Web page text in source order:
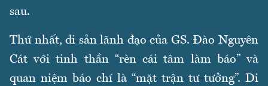
sau.
Thứ nhất, di sản lãnh đạo của GS. Đào Nguyên
Cát với tinh thần “rèn cái tâm làm báo” và
quan niệm báo chí là “mặt trận tư tưởng”. Di